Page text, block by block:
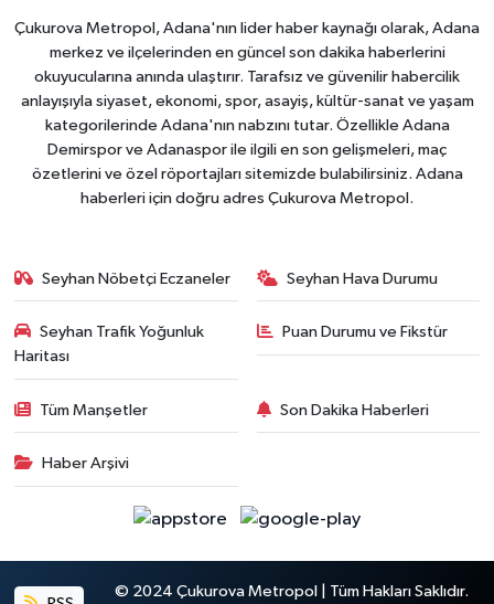
Çukurova Metropol, Adana'nın lider haber kaynağı olarak, Adana
merkez ve ilçelerinden en güncel son dakika haberlerini
okuyucularına anında ulaştırır. Tarafsız ve güvenilir habercilik
anlayışıyla siyaset, ekonomi, spor, asayiş, kültür-sanat ve yaşam
kategorilerinde Adana'nın nabzını tutar. Özellikle Adana
Demirspor ve Adanaspor ile ilgili en son gelişmeleri, maç
özetlerini ve özel röportajları sitemizde bulabilirsiniz. Adana
haberleri için doğru adres Çukurova Metropol.
Seyhan Nöbetçi Eczaneler Seyhan Hava Durumu
Seyhan Trafik Yoğunluk
Haritası
Puan Durumu ve Fikstür
Tüm Manşetler Son Dakika Haberleri
Haber Arşivi
© 2024 Çukurova Metropol | Tüm Hakları Saklıdır.